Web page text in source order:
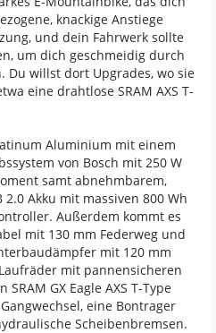
knackige Anstiege
und dein Fahrwerk sollte
um dich geschmeidig durch
Du willst dort Upgrades, wo sie
eine drahtlose SRAM AXS T-
Aluminium mit einem
von Bosch mit 250 W
samt abnehmbarem,
Akku mit massiven 800 Wh
Außerdem kommt es
mit 130 mm Federweg und
mit 120 mm
mit pannensicheren
GX Eagle AXS T-Type
eine Bontrager
Scheibenbremsen.